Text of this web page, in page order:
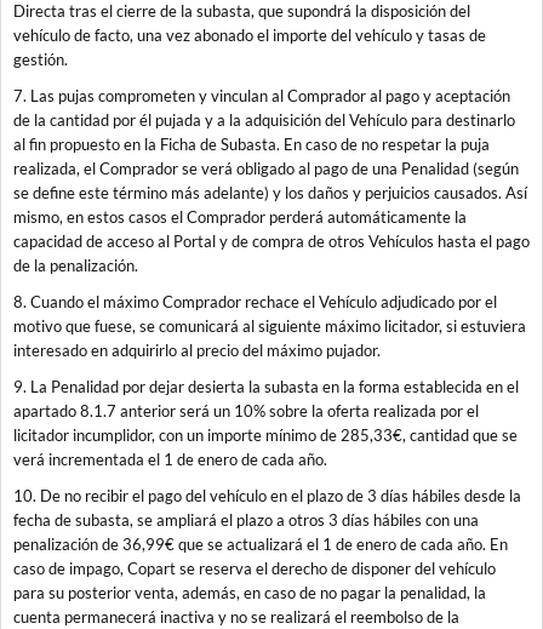
Directa tras el cierre de la subasta, que supondrá la disposición del
vehículo de facto, una vez abonado el importe del vehículo y tasas de
gestión.
7. Las pujas comprometen y vinculan al Comprador al pago y aceptación
de la cantidad por él pujada y a la adquisición del Vehículo para destinarlo
al fin propuesto en la Ficha de Subasta. En caso de no respetar la puja
realizada, el Comprador se verá obligado al pago de una Penalidad (según
se define este término más adelante) y los daños y perjuicios causados. Así
mismo, en estos casos el Comprador perderá automáticamente la
capacidad de acceso al Portal y de compra de otros Vehículos hasta el pago
de la penalización.
8. Cuando el máximo Comprador rechace el Vehículo adjudicado por el
motivo que fuese, se comunicará al siguiente máximo licitador, si estuviera
interesado en adquirirlo al precio del máximo pujador.
9. La Penalidad por dejar desierta la subasta en la forma establecida en el
apartado 8.1.7 anterior será un 10% sobre la oferta realizada por el
licitador incumplidor, con un importe mínimo de 285,33€, cantidad que se
verá incrementada el 1 de enero de cada año.
10. De no recibir el pago del vehículo en el plazo de 3 días hábiles desde la
fecha de subasta, se ampliará el plazo a otros 3 días hábiles con una
penalización de 36,99€ que se actualizará el 1 de enero de cada año. En
caso de impago, Copart se reserva el derecho de disponer del vehículo
para su posterior venta, además, en caso de no pagar la penalidad, la
cuenta permanecerá inactiva y no se realizará el reembolso de la